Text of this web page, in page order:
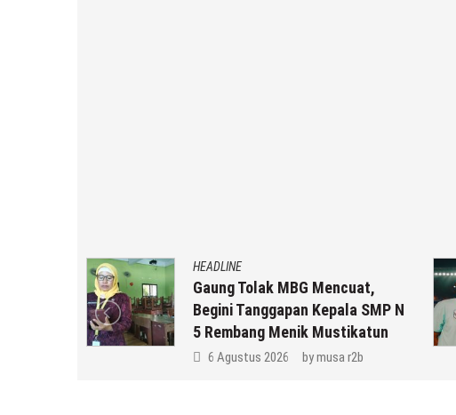
HEADLINE
Gaung Tolak MBG Mencuat,
Begini Tanggapan Kepala SMP N
5 Rembang Menik Mustikatun
6 Agustus 2026 bymusa r2b